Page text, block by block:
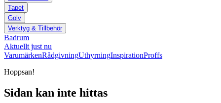
Tapet
Golv
Verktyg & Tillbehör
Badrum
Aktuellt just nu
VarumärkenRådgivningUthyrningInspirationProffs
Hoppsan!
Sidan kan inte hittas